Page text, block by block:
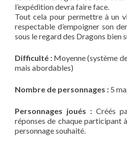
l’expédition devra faire face.
Tout cela pour permettre à un
respectable d’empoigner son
sous le regard des Dragons bien
Difficulté : Moyenne (système
mais abordables)
Nombre de personnages : 5
Personnages joués :Créés
réponses de chaque participant
personnage souhaité.